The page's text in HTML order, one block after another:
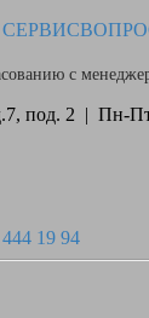
с
под. 2 | Пн-
19 94